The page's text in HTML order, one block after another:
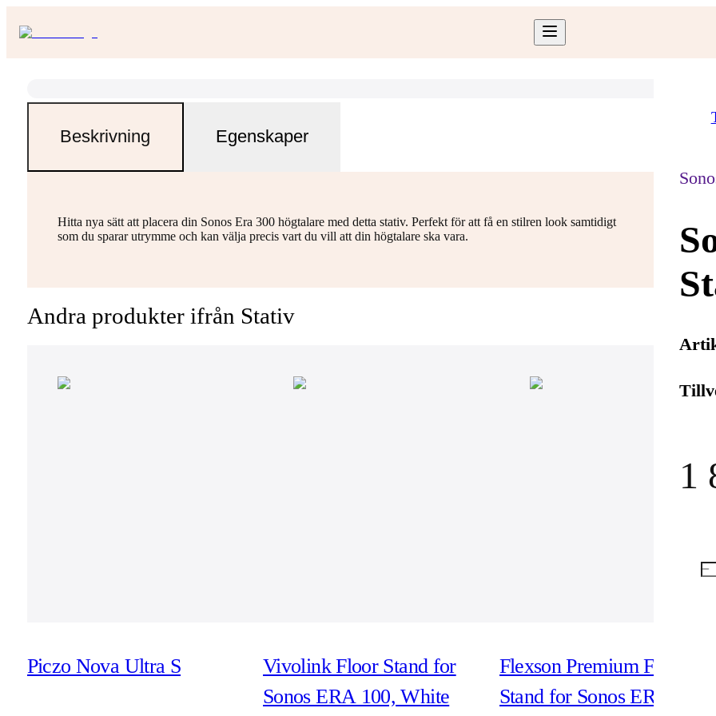
Beskrivning Egenskaper
Hitta nya sätt att placera din Sonos Era 300 högtalare med detta stativ. Perfekt för att få en stilren look samtidigt
som du sparar utrymme och kan välja precis vart du vill att din högtalare ska vara.
Andra produkter ifrån Stativ
Piczo Nova Ultra S
Vivolink Floor Stand for
Sonos ERA 100, White
Flexson Premium Floor
Stand for Sonos ERA 100,
1